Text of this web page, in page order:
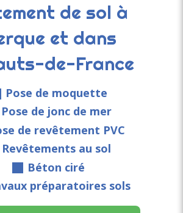
de sol à
et dans
de-France
Pose de moquette
Pose de jonc de mer
de revêtement PVC
Revêtements au sol
Béton ciré
préparatoires sols